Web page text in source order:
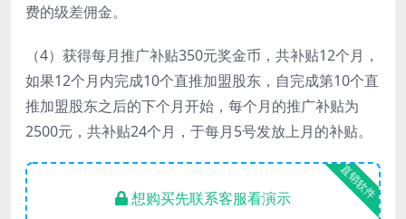
费的级差佣金。
（4）获得每月推广补贴350元奖金币，共补贴12个月，
如果12个月内完成10个直推加盟股东，自完成第10个直
推加盟股东之后的下个月开始，每个月的推广补贴为
2500元，共补贴24个月，于每月5号发放上月的补贴。
直销软件
想购买先联系客服看演示